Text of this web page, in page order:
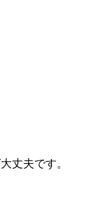
丈夫です。